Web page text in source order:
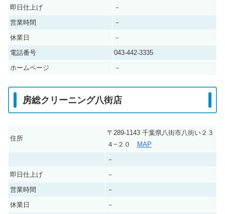
即日仕上げ
－
営業時間
－
休業日
－
電話番号
043-442-3335
ホームページ
－
房総クリーニング八街店
住所
〒289-1143 千葉県八街市八街い２３
４−２０
MAP
－
即日仕上げ
－
営業時間
－
休業日
－